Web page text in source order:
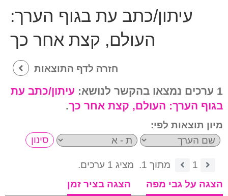
עיתון/כתב עת בגוף הערך:
העולם, קצת אחר כך
חזרה לדף התוצאות
1 ערכים נמצאו בהקשר לנושא:
עיתון/כתב עת
בגוף הערך: העולם, קצת אחר כך.
מיון תוצאות לפי:
1 מתוך 1.
מציג 1 ערכים.
הצגה על גבי מפה
הצגה בציר זמן